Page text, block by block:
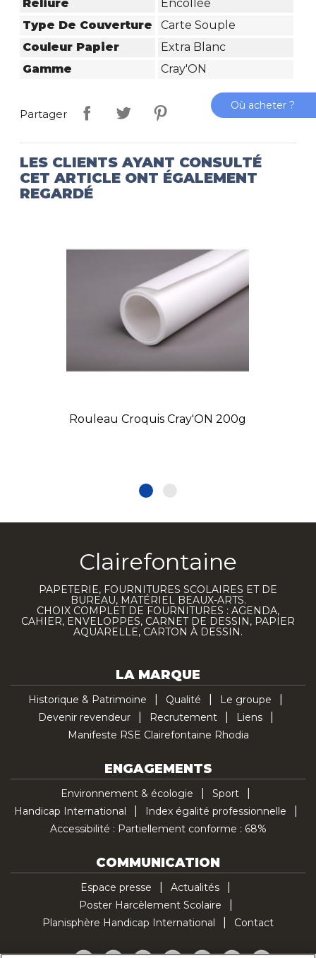
Reliure
Encollée
Type De Couverture
Carte Souple
Couleur Papier
Extra Blanc
Gamme
Cray'ON
Partager
LES CLIENTS AYANT CONSULTÉ
CET ARTICLE ONT ÉGALEMENT
REGARDÉ
Rouleau Croquis Cray'ON 200g
Clairefontaine
PAPETERIE, FOURNITURES SCOLAIRES ET DE
BUREAU, MATÉRIEL BEAUX-ARTS.
CHOIX COMPLET DE FOURNITURES : AGENDA,
CAHIER, ENVELOPPES, CARNET DE DESSIN, PAPIER
AQUARELLE, CARTON À DESSIN.
LA MARQUE
Historique & Patrimoine Qualité
Le groupe
Devenir revendeur
Recrutement
Liens
Manifeste RSE Clairefontaine Rhodia
ENGAGEMENTS
Environnement & écologie
Sport
Handicap International
Index égalité professionnelle
Accessibilité : Partiellement conforme : 68%
COMMUNICATION
Espace presse
Actualités
Poster Harcèlement Scolaire
Planisphère Handicap International
Contact
Où acheter ?